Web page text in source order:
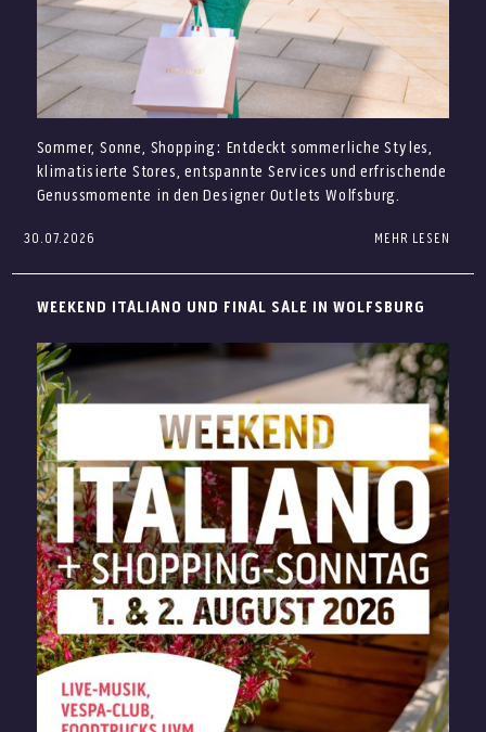
30.07.2026
Sommer, Sonne, Shopping: Entdeckt sommerliche Styles,
klimatisierte Stores, entspannte Services und erfrischende
Genussmomente in den Designer Outlets Wolfsburg.
Der Sommer ist da – und in den Designer Outlets
entspannte Services, klimatisierte Stores und genussvolle
Pausen bei über 100 Marken.
Ob neue Looks für den Urlaub, Accessoires für sonnige
Tage oder eine kleine Erfrischung zwischendurch: Bei uns
verbindet Ihr Shopping, Sommerfeeling und entspannte
Auszeiten an einem Ort.
Sommer-Styles zum Outletpreis entdecken
MEHR LESEN
WEEKEND ITALIANO UND FINAL SALE IN WOLFSBURG